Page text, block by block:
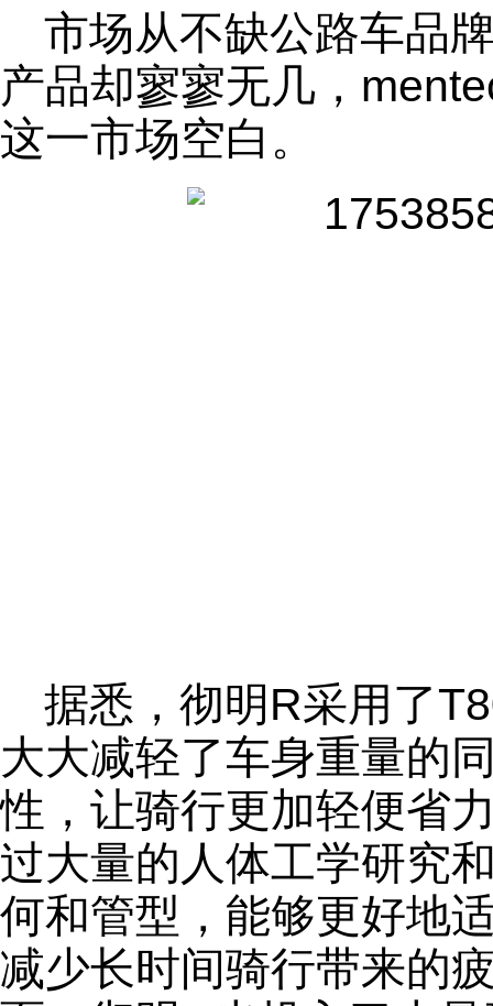
市场从不缺公路车品
产品却寥寥无几，
这一市场空白。
据悉，彻明R采用了
大大减轻了车身重量的
性，让骑行更加轻便省
过大量的人体工学研究
何和管型，能够更好地
减少长时间骑行带来的